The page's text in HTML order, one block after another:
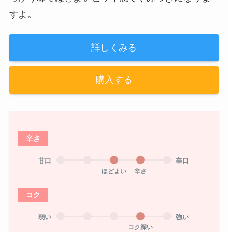
すよ。
詳しくみる
購入する
辛さ
甘口
ほどよい 辛さ
辛口
コク
弱い
コク深い
強い